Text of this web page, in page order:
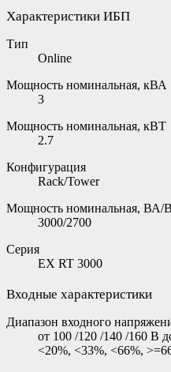
Характеристики ИБП
Тип
Online
Мощность номинальная, кВА
3
Мощность номинальная, кВТ
2.7
Конфигурация
Rack/Tower
Мощность номинальная, ВА/
3000/2700
Серия
EX RT 3000
Входные характеристики
Диапазон входного
от 100 /120 /140 /160 В
<20%, <33%, <66%,